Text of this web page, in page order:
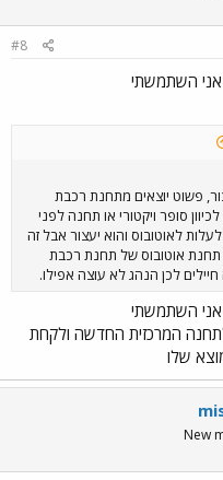
#8
השתמשתי
פשוט יוצאים מתחנת רכבת
סופר ויקטורי או תחנה לפני
לאוטובוס והוא יעצור אבל זה
אוטובוס של תחנת רכבת
לכן הנהג לא עוצה אפילו.
השתמשתי
המרכזית החדשה ולקחת
New